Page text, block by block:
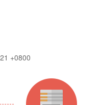
+0800